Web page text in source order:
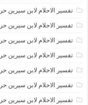
تفسير الاحلام لابن سيرين
تفسير الاحلام لابن سيرين
تفسير الاحلام لابن سيرين
تفسير الاحلام لابن سيرين
تفسير الاحلام لابن سيرين
تفسير الاحلام لابن سيرين
تفسير الاحلام لابن سيرين